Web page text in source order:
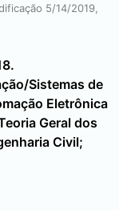
5/14/2019,
Sistemas de
Eletrônica
Geral dos
Civil;